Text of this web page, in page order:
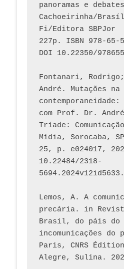
panoramas e
Cachoeirinha/
Fi/Editora SBPJor
227p. ISBN 978-65-
DOI 10.22350/
Fontanari, Rodrigo;
André. Mutações
com Prof. Dr. André
Tríade:
Mídia, Sorocaba,
25, p. e024017,
10.22484/2318-
5694.2024v12id5633.
Lemos, A. A
precária. in
Brasil, do páis do
incomunicações do
Paris, CNRS